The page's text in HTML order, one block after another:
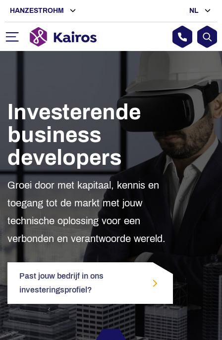
HANZESTROHM NL
Investerende
business
developers
Groei door met kapitaal, kennis en
toegang tot de markt met jouw
technische oplossing voor een
verbonden en verantwoorde wereld.
Past jouw bedrijf in ons
investeringsprofiel?